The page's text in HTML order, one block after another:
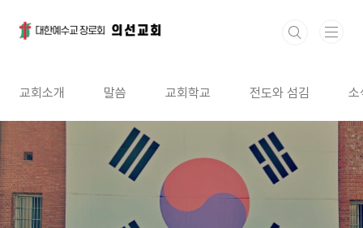
교회소개 말씀 교회학교 전도와 섬김 소